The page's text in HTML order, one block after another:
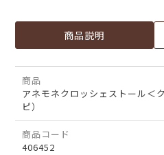
商品説明
商品
アネモネクロッシェストール＜
ピ）
商品コード
406452